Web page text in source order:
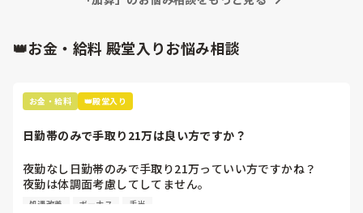
👑お金・給料 殿堂入りお悩み相談
お金・給料 👑殿堂入り
日勤帯のみで手取り21万は良い方ですか？
夜勤なし日勤帯のみで手取り21万っていい方ですかね？
夜勤は体調面考慮してしてません。
処遇改善 ボーナス 手当